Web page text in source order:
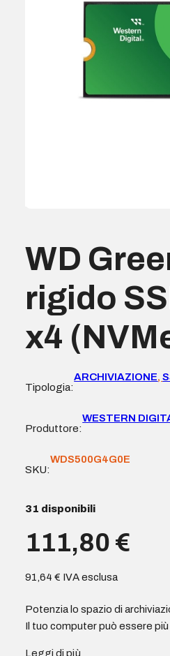
WD
rigido
x4
Tipologia:
ARCHIVIAZIONE,
Produttore:
WESTERN
SKU:
WDS500G4G0E
31 disponibili
111,80 €
91,64€ IVA esclusa
Potenzia lo spazio di
Il tuo computer può essere
Leggi di più